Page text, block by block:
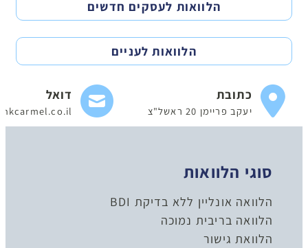
הלוואות לעסקים חדשים
הלוואות לעניים
כתובת
יעקב פריימן 20 ראשל"צ
דואל
סוגי הלוואות
הלוואה אונליין ללא בדיקת BDI
הלוואה בריבית נמוכה
הלוואת גישור